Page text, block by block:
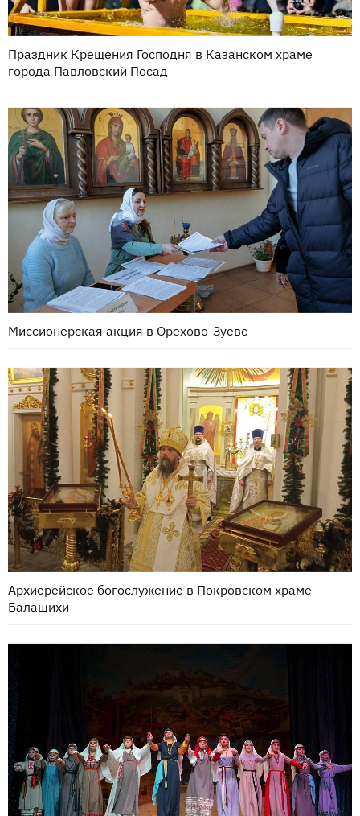
Праздник Крещения Господня в Казанском храме
города Павловский Посад
Миссионерская акция в Орехово-Зуеве
Архиерейское богослужение в Покровском храме
Балашихи